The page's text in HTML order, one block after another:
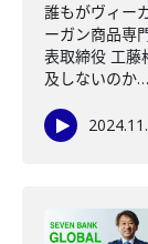
誰もがヴィー
ーガン商品専
表取締役 工藤
及しないのか